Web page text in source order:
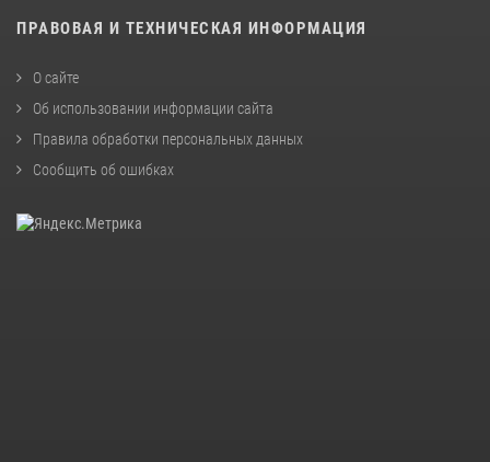
ПРАВОВАЯ И ТЕХНИЧЕСКАЯ ИНФОРМАЦИЯ
О сайте
Об использовании информации сайта
Правила обработки персональных данных
Сообщить об ошибках